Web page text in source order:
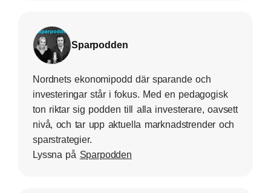
Sparpodden
Nordnets ekonomipodd där sparande och
investeringar står i fokus. Med en pedagogisk
ton riktar sig podden till alla investerare, oavsett
nivå, och tar upp aktuella marknadstrender och
sparstrategier.
Lyssna på Sparpodden